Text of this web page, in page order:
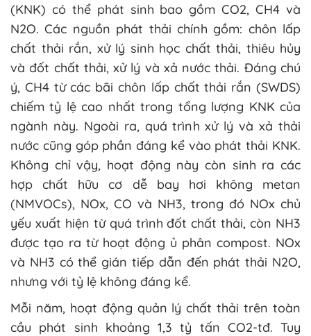
(KNK) có thể phát sinh bao gồm CO2, CH4 và
N2O. Các nguồn phát thải chính gồm: chôn lấp
chất thải rắn, xử lý sinh học chất thải, thiêu hủy
và đốt chất thải, xử lý và xả nước thải. Đáng chú
ý, CH4 từ các bãi chôn lấp chất thải rắn (SWDS)
chiếm tỷ lệ cao nhất trong tổng lượng KNK của
ngành này. Ngoài ra, quá trình xử lý và xả thải
nước cũng góp phần đáng kể vào phát thải KNK.
Không chỉ vậy, hoạt động này còn sinh ra các
hợp chất hữu cơ dễ bay hơi không metan
(NMVOCs), NOx, CO và NH3, trong đó NOx chủ
yếu xuất hiện từ quá trình đốt chất thải, còn NH3
được tạo ra từ hoạt động ủ phân compost. NOx
và NH3 có thể gián tiếp dẫn đến phát thải N2O,
nhưng với tỷ lệ không đáng kể.
Mỗi năm, hoạt động quản lý chất thải trên toàn
cầu phát sinh khoảng 1,3 tỷ tấn CO2-tđ. Tuy